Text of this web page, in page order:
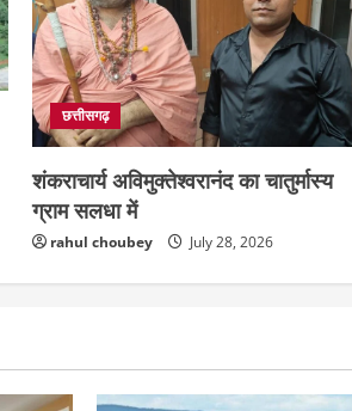
छत्तीसगढ़
शंकराचार्य अविमुक्तेश्वरानंद का चातुर्मास्य
ग्राम सलधा में
rahul choubey July 28, 2026